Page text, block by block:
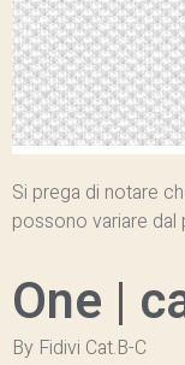
Si prega di notare
possono variare
One |
By Fidivi Cat.B-C